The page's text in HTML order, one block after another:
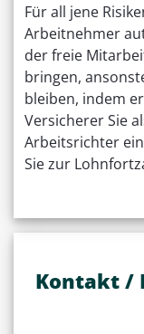
Für all jene
Arbeitnehmer
der freie
bringen,
bleiben, indem
Versicherer Sie
Arbeitsrichter
Sie zur
Kontakt /